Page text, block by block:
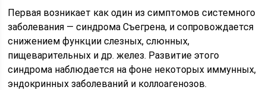
Первая возникает как один из симптомов системного
заболевания — синдрома Съегрена, и сопровождается
снижением функции слезных, слюнных,
пищеварительных и др. желез. Развитие этого
синдрома наблюдается на фоне некоторых иммунных,
эндокринных заболеваний и коллоагенозов.